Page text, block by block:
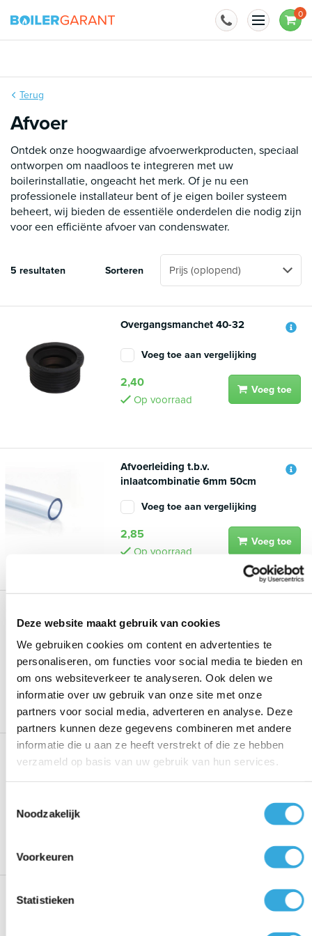
Deze website maakt gebruik van cookies
We gebruiken cookies om content en advertenties te
personaliseren, om functies voor social media te bieden en
om ons websiteverkeer te analyseren. Ook delen we
informatie over uw gebruik van onze site met onze
partners voor social media, adverteren en analyse. Deze
partners kunnen deze gegevens combineren met andere
informatie die u aan ze heeft verstrekt of die ze hebben
verzameld op basis van uw gebruik van hun services.
Noodzakelijk
Voorkeuren
Statistieken
0
BoilerGarant is officieel importeur van
Terug
Afvoer
Ontdek onze hoogwaardige afvoerwerkproducten, speciaal
ontworpen om naadloos te integreren met uw
boilerinstallatie, ongeacht het merk. Of je nu een
professionele installateur bent of je eigen boiler systeem
beheert, wij bieden de essentiële onderdelen die nodig zijn
voor een efficiënte afvoer van condenswater.
5 resultaten Sorteren
Overgangsmanchet 40-32
Voeg toe aan vergelijking
2,40
Op voorraad
Voeg toe
Afvoerleiding t.b.v.
inlaatcombinatie 6mm 50cm
Voeg toe aan vergelijking
2,85
Op voorraad
Voeg toe
inlaatcombinatie
Voeg toe aan vergelijking
4,50
Op voorraad
Voeg toe
Pvc lijm t-stuk 40mm 45°
Voeg toe aan vergelijking
Voeg toe